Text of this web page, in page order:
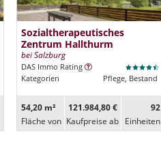
Sozialtherapeutisches
Zentrum Hallthurm
bei Salzburg
DAS Immo Rating
Kategorien
Pflege, Bestand
54,20 m²
Fläche von
121.984,80 €
Kaufpreise ab
92
Ein­heiten